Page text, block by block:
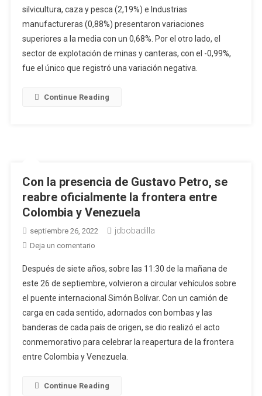
alta
silvicultura, caza y pesca (2,19%) e Industrias
manufactureras (0,88%) presentaron variaciones
superiores a la media con un 0,68%. Por el otro lado, el
sector de explotación de minas y canteras, con el -0,99%,
fue el único que registró una variación negativa.
Continue Reading
Con la presencia de Gustavo Petro, se
reabre oficialmente la frontera entre
Colombia y Venezuela
septiembre 26, 2022 jdbobadilla
Deja un comentarioen
la
presencia
de
Gustavo
Petro,
se
Después de siete años, sobre las 11:30 de la mañana de
este 26 de septiembre, volvieron a circular vehículos sobre
el puente internacional Simón Bolívar. Con un camión de
carga en cada sentido, adornados con bombas y las
banderas de cada país de origen, se dio realizó el acto
conmemorativo para celebrar la reapertura de la frontera
entre Colombia y Venezuela.
Continue Reading